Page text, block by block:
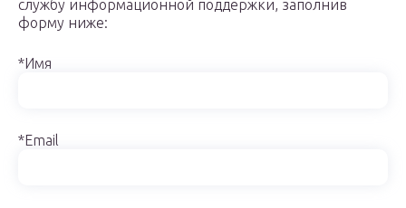
службу информационной поддержки, заполнив
форму ниже:
*Имя
*Email